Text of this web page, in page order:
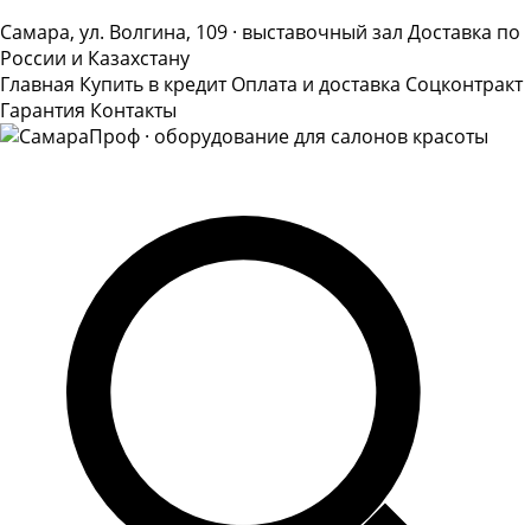
Самара, ул. Волгина, 109 · выставочный зал Доставка по
России и Казахстану
Главная Купить в кредит Оплата и доставка Соцконтракт
Гарантия Контакты